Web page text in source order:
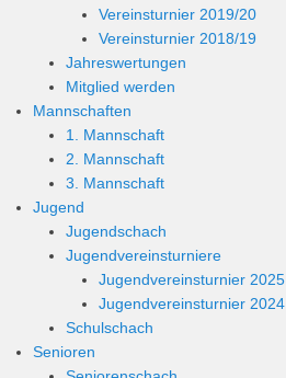
Vereinsturnier 2019/20
Vereinsturnier 2018/19
Jahreswertungen
Mitglied werden
Mannschaften
1. Mannschaft
2. Mannschaft
3. Mannschaft
Jugend
Jugendschach
Jugendvereinsturniere
Jugendvereinsturnier 2025
Jugendvereinsturnier 2024
Schulschach
Senioren